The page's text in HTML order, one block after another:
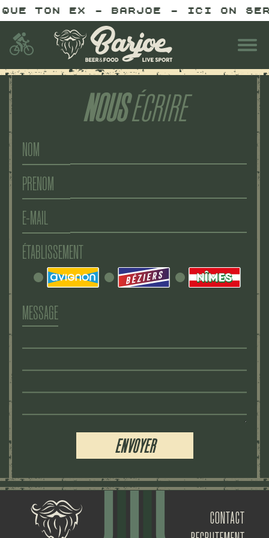
TON EX - BARJOE - ICI ON
NOUSÉCRIRE
NOM
PRENOM
E-MAIL
ÉTABLISSEMENT
MESSAGE
CONTACT